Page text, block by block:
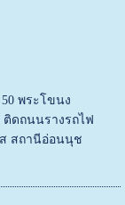
พระโขนง
ติดถนนรางรถไฟ
สถานีอ่อนนุช